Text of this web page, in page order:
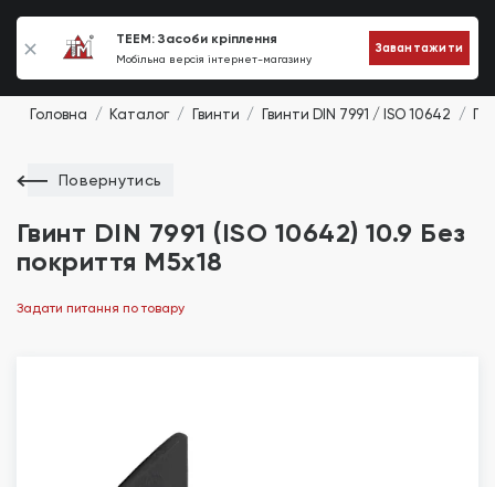
TEEM: Засоби кріплення
Мобільна версія інтернет-магазину
Завантажити
0
Головна Каталог Гвинти Гвинти DIN 7991 / ISO 10642
Повернутись
Гвинт DIN 7991 (ISO 10642) 10.9 Без
покриття М5х18
Задати питання по товару